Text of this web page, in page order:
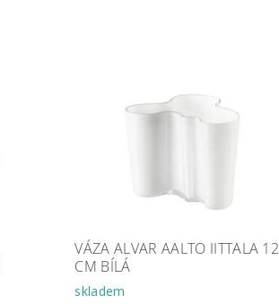
VÁZA ALVAR AALTO IITTALA 12
CM BÍLÁ
skladem